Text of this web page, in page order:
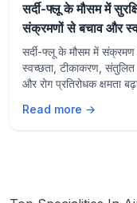
सर्दी-फ्लू के मौसम में
संक्रमणों से बचाव और
आवश्यक उपाय
सर्दी-फ्लू के मौसम में
स्वच्छता, टीकाकरण, संतुलित
और रोग प्रतिरोधक क्षमता
Read more →